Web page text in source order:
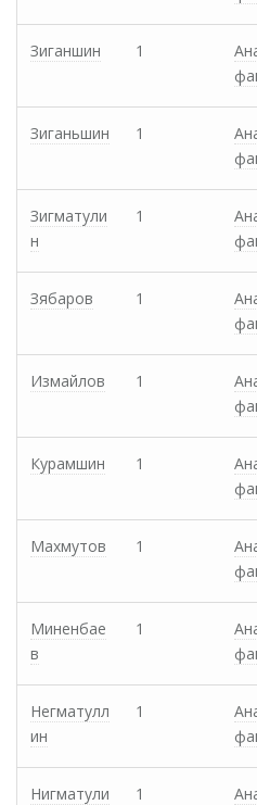
Зиганшин 1
Зиганьшин 1
Зигматули
н
1
Зябаров 1
Измайлов 1
Курамшин 1
Махмутов 1
Миненбае
в
1
Негматулл
ин
1
Нигматули
1